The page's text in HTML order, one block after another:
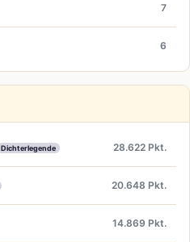
7
6
Dichterlegende 28.622 Pkt.
20.648 Pkt.
14.869 Pkt.